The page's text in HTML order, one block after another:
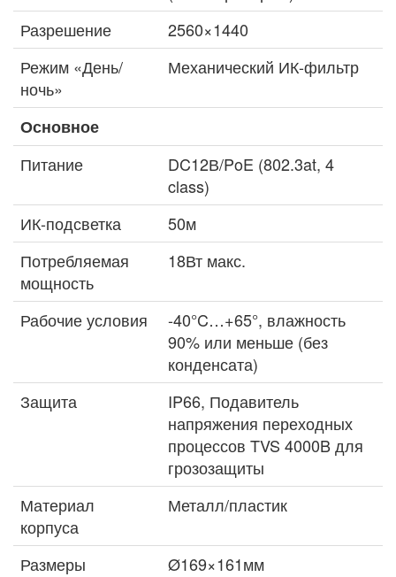
Разрешение
2560×1440
Режим «День/
ночь»
Механический ИК-фильтр
Основное
Питание
DC12В/PoE (802.3at, 4
class)
ИК-подсветка
50м
Потребляемая
мощность
18Вт макс.
Рабочие условия
-40°C…+65°, влажность
90% или меньше (без
конденсата)
Защита
IP66, Подавитель
напряжения переходных
процессов TVS 4000B для
грозозащиты
Материал
корпуса
Металл/пластик
Размеры
Ø169×161мм